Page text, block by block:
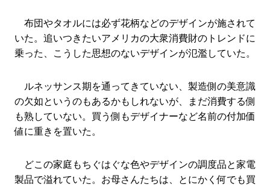
布団やタオルには必ず花柄などのデザインが施されて
いた。追いつきたいアメリカの大衆消費財のトレンドに
乗った、こうした思想のないデザインが氾濫していた。
ルネッサンス期を通ってきていない、製造側の美意識
の欠如というのもあるかもしれないが、まだ消費する側
も熟していない。買う側もデザイナーなど名前の付加価
値に重きを置いた。
どこの家庭もちぐはぐな色やデザインの調度品と家電
製品で溢れていた。お母さんたちは、とにかく何でも買